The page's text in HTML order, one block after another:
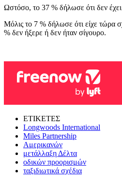
Ωστόσο, το 37 % δήλωσε ότι δεν έχει
Μόλις το 7 % δήλωσε ότι είχε τώρα
% δεν ήξερε ή δεν ήταν σίγουρο.
ΕΤΙΚΕΤΕΣ
Longwoods International
Miles Partnership
Αμερικανών
μετάλλαξη Δέλτα
οδικών προορισμών
ταξιδιωτικά σχέδια